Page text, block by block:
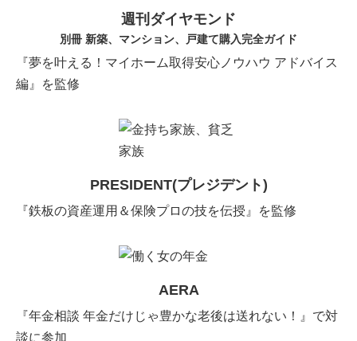
週刊ダイヤモンド
別冊 新築、マンション、戸建て購入完全ガイド
『夢を叶える！マイホーム取得安心ノウハウ アドバイス
編』を監修
PRESIDENT(プレジデント)
『鉄板の資産運用＆保険プロの技を伝授』を監修
AERA
『年金相談 年金だけじゃ豊かな老後は送れない！』で対
談に参加